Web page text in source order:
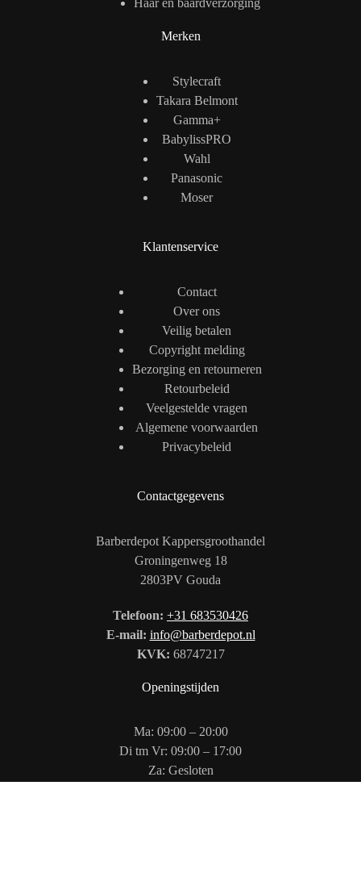
Haar en baardverzorging
Merken
Stylecraft
Takara Belmont
Gamma+
BabylissPRO
Wahl
Panasonic
Moser
Klantenservice
Contact
Over ons
Veilig betalen
Copyright melding
Bezorging en retourneren
Retourbeleid
Veelgestelde vragen
Algemene voorwaarden
Privacybeleid
Contactgegevens
Barberdepot Kappersgroothandel
Groningenweg 18
2803PV Gouda
Telefoon: +31 683530426
E-mail: info@barberdepot.nl
KVK: 68747217
Openingstijden
Ma: 09:00 – 20:00
Di tm Vr: 09:00 – 17:00
Za: Gesloten